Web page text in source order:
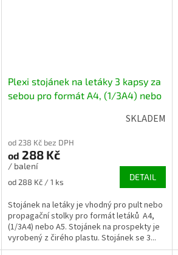
Plexi stojánek na letáky 3 kapsy za
sebou pro formát A4, (1/3A4) nebo
SKLADEM
od 238 Kč bez DPH
od 288 Kč
/ balení
Měrná
od 288 Kč / 1 ks DETAIL
Stojánek na letáky je vhodný pro pult nebo
propagační stolky pro formát letáků A4,
(1/3A4) nebo A5. Stojánek na prospekty je
vyrobený z čirého plastu. Stojánek se 3...